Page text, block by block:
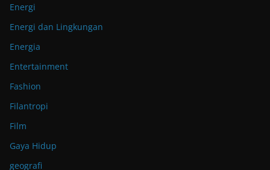
Energi
Energi dan Lingkungan
Energia
Entertainment
Fashion
Filantropi
Film
Gaya Hidup
geografi